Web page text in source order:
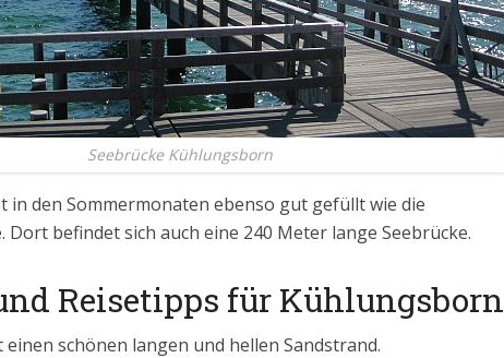
Seebrücke Kühlungsborn
in den Sommermonaten ebenso gut gefüllt wie die
Dort befindet sich auch eine 240 Meter lange Seebrücke.
Reisetipps für Kühlungsborn
schönen langen und hellen Sandstrand.